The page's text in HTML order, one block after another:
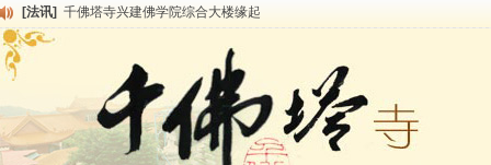
[法讯] 千佛塔寺兴建佛学院综合大楼缘起
[法讯]
千佛塔寺阅藏堂周末阅藏报名通知
清明节祭祖报恩地藏法会
[法讯]
本寺方丈上明下慧尼和尚开讲《六祖坛经》
[法讯] 2015-3-26师父于法堂对大众的开示
[法讯]
广东千佛塔寺云门佛学院女众部 2016年招生简章